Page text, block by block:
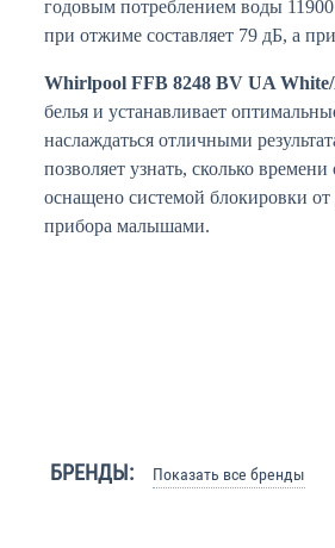
годовым потреблением воды
при отжиме составляет 79 дБ, а
Whirlpool FFB 8248 BV UA
белья и устанавливает
наслаждаться отличными
позволяет узнать, сколько
оснащено системой блокировки от
прибора малышами.
БРЕНДЫ: Показать все бренды